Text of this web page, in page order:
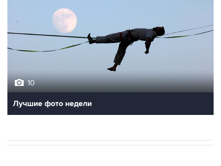
10
Лучшие фото недели